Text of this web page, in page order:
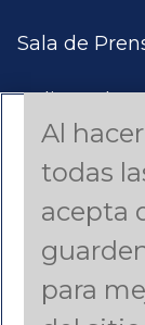
Sala de
Aplicar
Productos y
Estudios de
Americas
Al
todas
acepta
para